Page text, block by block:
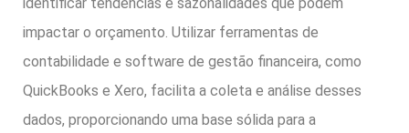
impactar o orçamento. Utilizar ferramentas de
contabilidade e software de gestão financeira, como
QuickBooks e Xero, facilita a coleta e análise desses
dados, proporcionando uma base sólida para a